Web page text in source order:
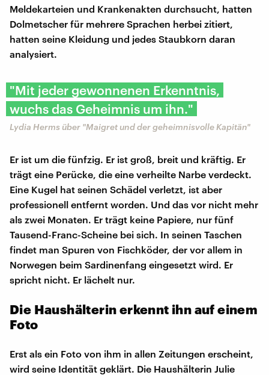
Meldekarteien und Krankenakten durchsucht, hatten
Dolmetscher für mehrere Sprachen herbei zitiert,
hatten seine Kleidung und jedes Staubkorn daran
analysiert.
"Mit jeder gewonnenen Erkenntnis,
wuchs das Geheimnis um ihn."
Lydia Herms über "Maigret und der geheimnisvolle Kapitän"
Er ist um die fünfzig. Er ist groß, breit und kräftig. Er
trägt eine Perücke, die eine verheilte Narbe verdeckt.
Eine Kugel hat seinen Schädel verletzt, ist aber
professionell entfernt worden. Und das vor nicht mehr
als zwei Monaten. Er trägt keine Papiere, nur fünf
Tausend-Franc-Scheine bei sich. In seinen Taschen
findet man Spuren von Fischköder, der vor allem in
Norwegen beim Sardinenfang eingesetzt wird. Er
spricht nicht. Er lächelt nur.
Die Haushälterin erkennt ihn auf einem
Foto
Erst als ein Foto von ihm in allen Zeitungen erscheint,
wird seine Identität geklärt. Die Haushälterin Julie